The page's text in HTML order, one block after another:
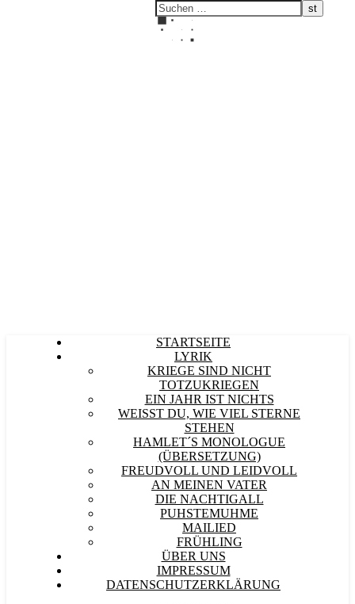
STARTSEITE
LYRIK
KRIEGE SIND NICHT
TOTZUKRIEGEN
EIN JAHR IST NICHTS
WEISST DU, WIE VIEL STERNE S
TEHEN
HAMLET´S MONOLOGUE
(ÜBERSETZUNG)
FREUDVOLL UND LEIDVOLL
AN MEINEN VATER
DIE NACHTIGALL
PUHSTEMUHME
MAILIED
FRÜHLING
ÜBER UNS
IMPRESSUM
DATENSCHUTZERKLÄRUNG